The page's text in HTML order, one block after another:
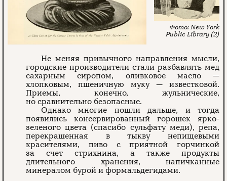
New York
Public Library (2)
Не меняя привычного направления мысли,
городские производители стали разбавлять мед
сахарным сиропом, оливковое масло —
хлопковым, пшеничную муку — известковой.
Приемы, конечно, жульнические,
но сравнительно безопасные.
Однако многие пошли дальше, и тогда
появились консервированный горошек ярко-
зеленого цвета (спасибо сульфату меди), репа,
перекрашенная в тыкву непищевыми
красителями, пиво с приятной горчинкой
за счет стрихнина, а также продукты
длительного хранения, напичканные
минералом бурой и формальдегидами.